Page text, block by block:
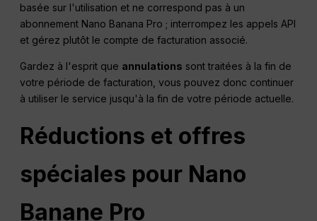
basée sur l'utilisation et ne correspond pas à un
abonnement Nano Banana Pro ; interrompez les appels API
et gérez plutôt le compte de facturation associé.
Gardez à l'esprit que annulations sont traitées à la fin de
votre période de facturation, vous pouvez donc continuer
à utiliser le service jusqu'à la fin de votre période actuelle.
Réductions et offres
spéciales pour Nano
Banane Pro